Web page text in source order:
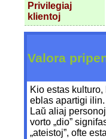
Privilegiaj
klientoj
Valora
Kio estas
eblas apartigi
Laŭ aliaj
vorto „dio”
„ateistoj”, ofte